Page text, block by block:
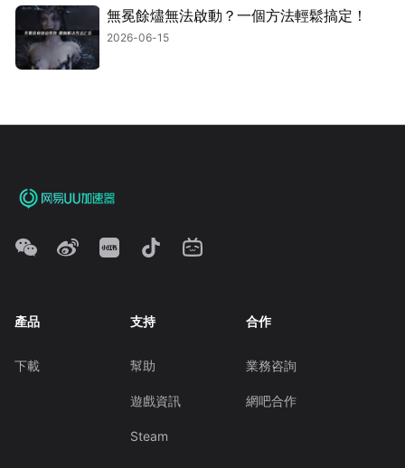
無冕餘燼無法啟動？一個方法輕鬆搞定！
2026-06-15
產品
下載
支持
幫助
遊戲資訊
Steam
合作
業務咨詢
網吧合作